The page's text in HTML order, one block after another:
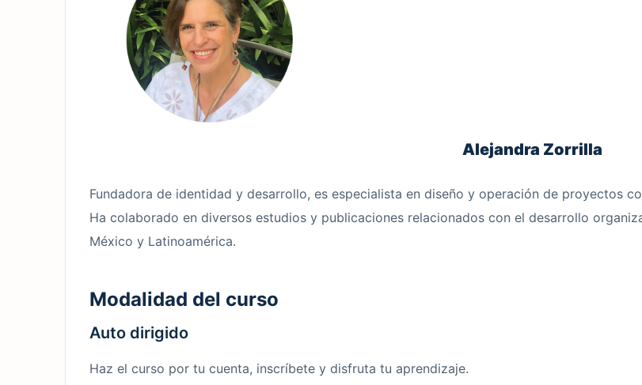
Alejandra Zorrilla
Fundadora de identidad y desarrollo, es especialista en diseño y operación de proyectos
Ha colaborado en diversos estudios y publicaciones relacionados con el desarrollo
México y Latinoamérica.
Modalidad del curso
Auto dirigido
Haz el curso por tu cuenta, inscríbete y disfruta tu aprendizaje.